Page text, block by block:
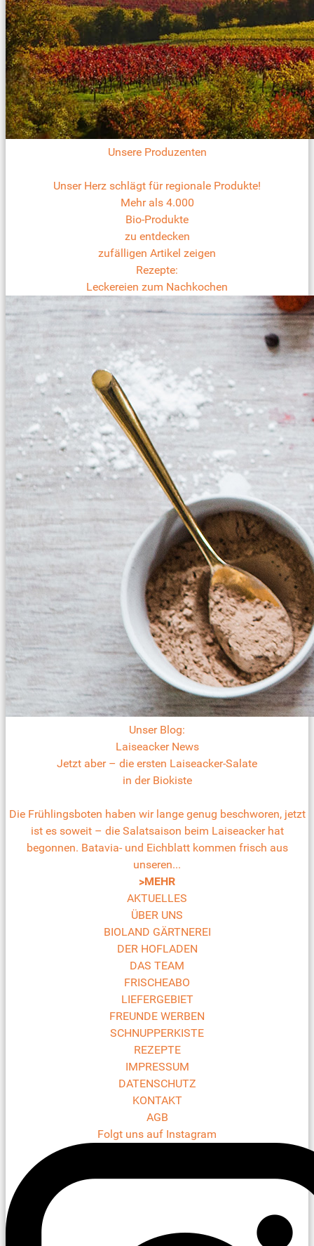
Unsere Produzenten
Unser Herz schlägt für regionale Produkte!
Mehr als 4.000
Bio-Produkte
zu entdecken
zufälligen Artikel zeigen
Rezepte:
Leckereien zum Nachkochen
Unser Blog:
Laiseacker News
Jetzt aber – die ersten Laiseacker-Salate
in der Biokiste
Die Frühlingsboten haben wir lange genug beschworen, jetzt
ist es soweit – die Salatsaison beim Laiseacker hat
begonnen. Batavia- und Eichblatt kommen frisch aus
unseren...
>MEHR
AKTUELLES
ÜBER UNS
BIOLAND GÄRTNEREI
DER HOFLADEN
DAS TEAM
FRISCHEABO
LIEFERGEBIET
FREUNDE WERBEN
SCHNUPPERKISTE
REZEPTE
IMPRESSUM
DATENSCHUTZ
KONTAKT
AGB
Folgt uns auf Instagram